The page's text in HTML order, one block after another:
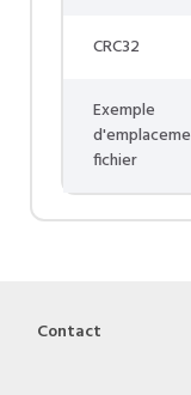
CRC32
Exemple
fichier
Contact